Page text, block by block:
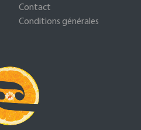
Contact
Conditions générales